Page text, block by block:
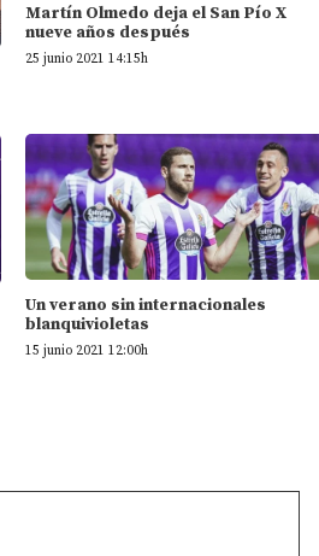
Martín Olmedo deja el San Pío X
nueve años después
25 junio 2021 14:15h
Un verano sin internacionales
blanquivioletas
15 junio 2021 12:00h